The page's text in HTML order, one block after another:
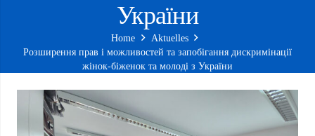
України
Home
Aktuelles
Розширення прав і можливостей та запобігання дискримінації
жінок-біженок та молоді з України